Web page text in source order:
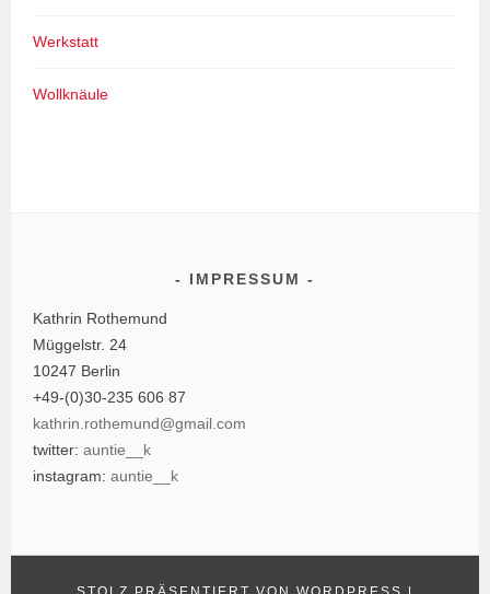
Werkstatt
Wollknäule
IMPRESSUM
Kathrin Rothemund
Müggelstr. 24
10247 Berlin
+49-(0)30-235 606 87
kathrin.rothemund@gmail.com
twitter:auntie__k
instagram:auntie__k